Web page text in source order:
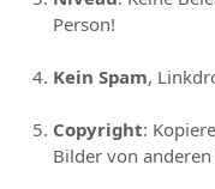
Person!
Kein Spam,
Copyright:
Bilder von anderen